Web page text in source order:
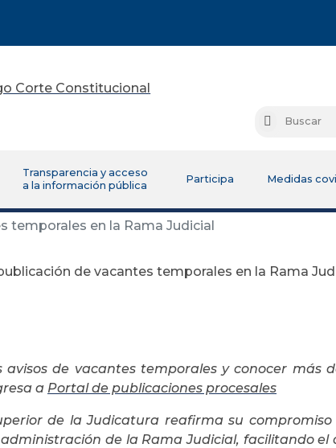
Buscar
Transparencia y acceso
a la información pública
Participa Medidas
temporales en la Rama Judicial
de vacantes temporales en la Rama
avisos de vacantes temporales y conocer más
a Portal de publicaciones procesales
de la Judicatura reafirma su
de la Rama Judicial, facilitando el